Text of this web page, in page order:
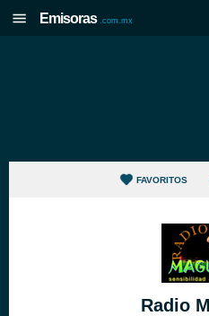
Emisoras .com.mx
FAVORITOS
Radio